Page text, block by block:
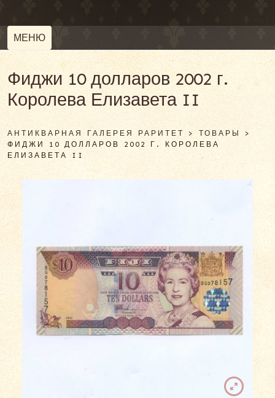
МЕНЮ
Фиджи 10 долларов 2002 г.
Королева Елизавета II
АНТИКВАРНАЯ ГАЛЕРЕЯ РАРИТЕТ > ТОВАРЫ >
ФИДЖИ 10 ДОЛЛАРОВ 2002 Г. КОРОЛЕВА
ЕЛИЗАВЕТА II